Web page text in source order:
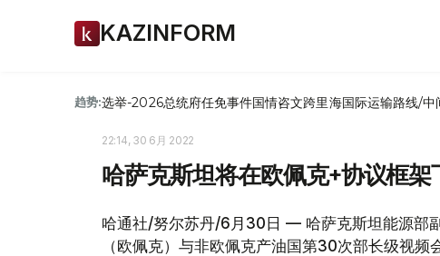
KAZINFORM
趋势:选举-2026总统府任免事件国情咨文跨里海国际运输路线/中
22:14, 30 6月 2022
哈萨克斯坦将在欧佩克+协议框架
哈通社/努尔苏丹/6月30日 — 哈萨克斯坦能源部
（欧佩克）与非欧佩克产油国第30次部长级视频